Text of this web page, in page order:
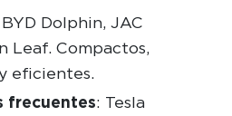
Dolphin, JAC
Leaf. Compactos,
eficientes.
frecuentes: Tesla